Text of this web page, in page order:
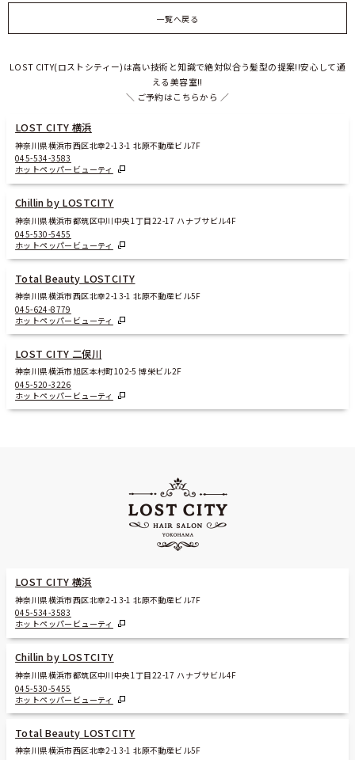
一覧へ戻る
LOST CITY(ロストシティー)は高い技術と知識で絶対似合う髪型の提案!!安心して通
える美容室!!
＼ ご予約はこちらから ／
LOST CITY 横浜
神奈川県横浜市西区北幸2-13-1 北原不動産ビル7F
045-534-3583
ホットペッパービューティ
Chillin by LOSTCITY
神奈川県横浜市都筑区中川中央1丁目22-17 ハナブサビル4F
045-530-5455
ホットペッパービューティ
Total Beauty LOSTCITY
神奈川県横浜市西区北幸2-13-1 北原不動産ビル5F
045-624-8779
ホットペッパービューティ
LOST CITY 二俣川
神奈川県横浜市旭区本村町102-5 博栄ビル2F
045-520-3226
ホットペッパービューティ
LOST CITY 横浜
神奈川県横浜市西区北幸2-13-1 北原不動産ビル7F
045-534-3583
ホットペッパービューティ
Chillin by LOSTCITY
神奈川県横浜市都筑区中川中央1丁目22-17 ハナブサビル4F
045-530-5455
ホットペッパービューティ
Total Beauty LOSTCITY
神奈川県横浜市西区北幸2-13-1 北原不動産ビル5F